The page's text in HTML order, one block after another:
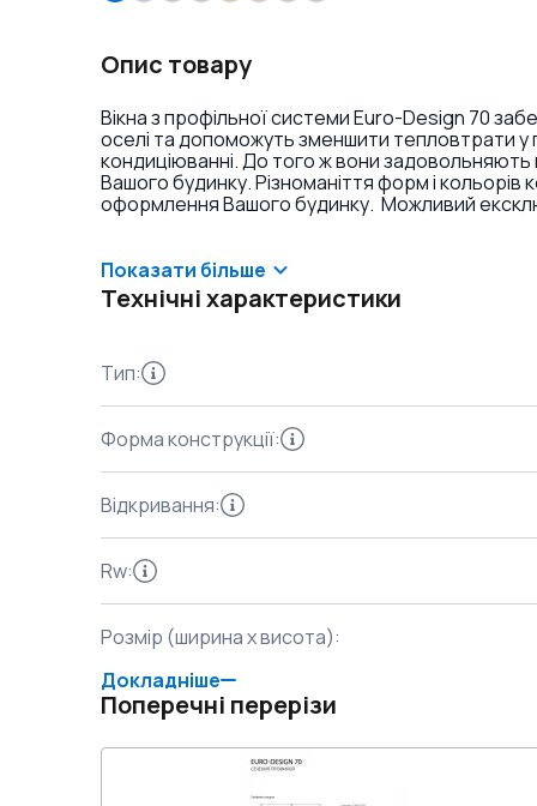
Опис товару
Вікна з профільної системи Euro-Design 70
оселі та допоможуть зменшити тепловтрати у
кондиціюванні. До того ж вони
Вашого будинку. Різноманіття форм і
оформлення Вашого будинку. Можливий
Показати більше
Технічні характеристики
Тип:
Форма конструкції:
Відкривання:
Rw:
Розмір (ширина x висота):
Докладніше
Поперечні перерізи